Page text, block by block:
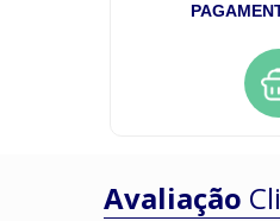
Avaliação